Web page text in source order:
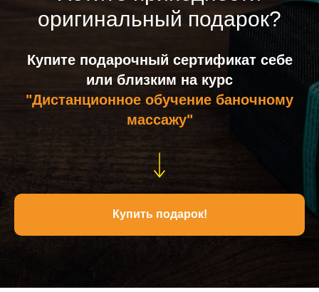
оригинальный подарок?
Купите подарочный сертификат себе
или близким на курс
"Дистанционное обучение баночному
массажу"
Купить подарок!